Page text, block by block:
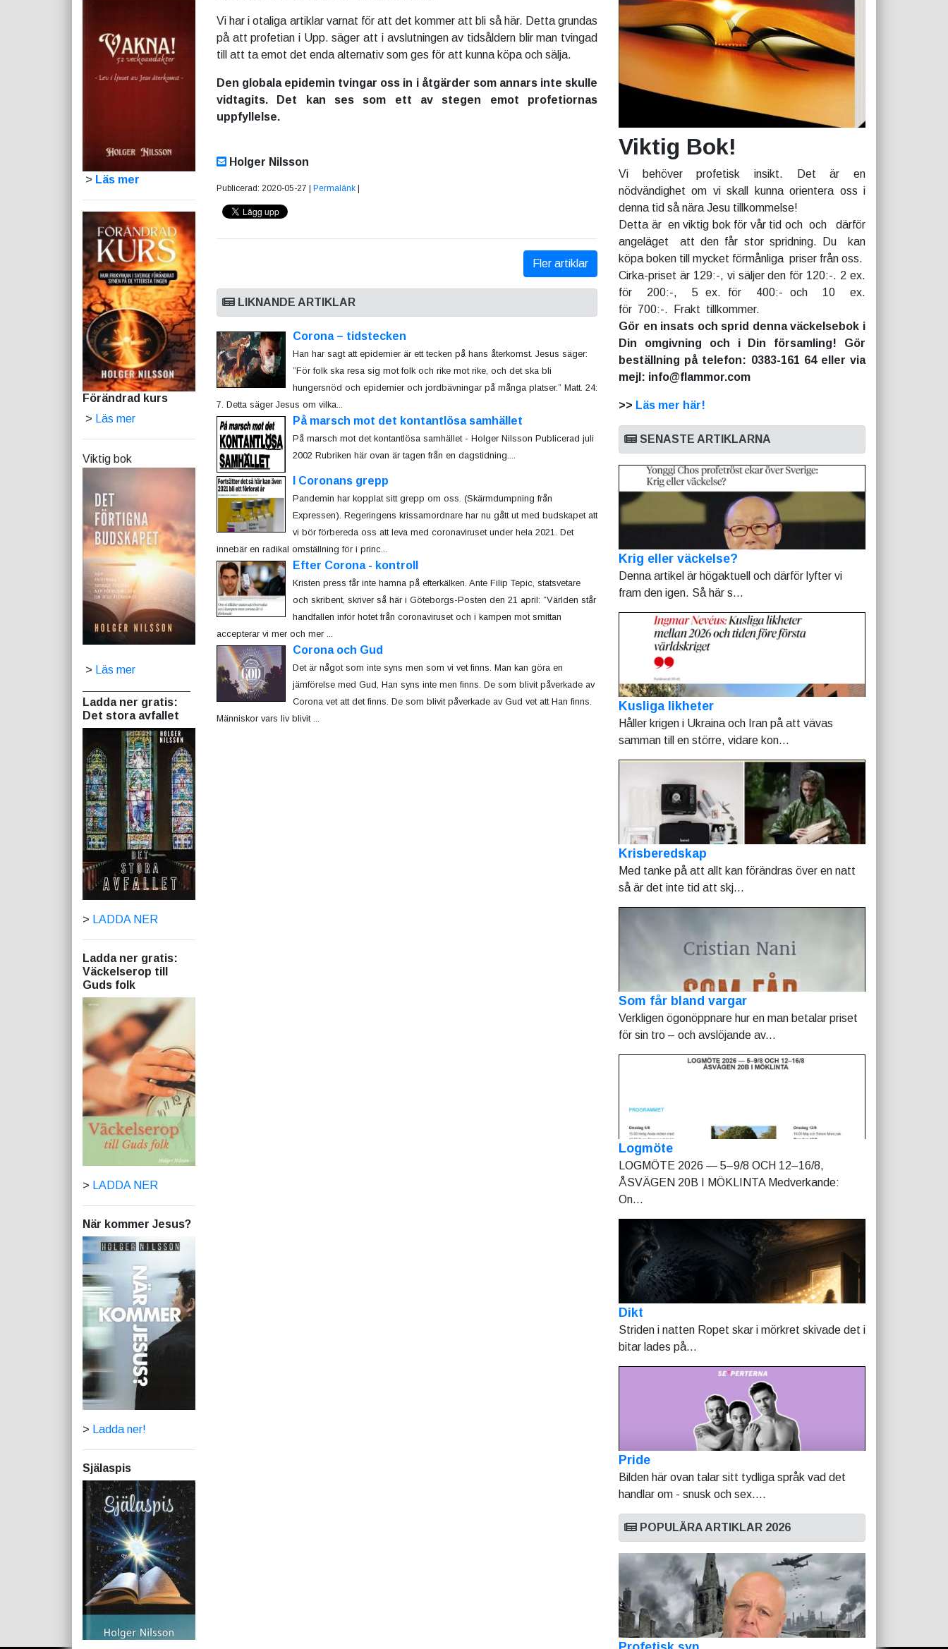
> Läs mer
Förändrad kurs
> Läs mer
Viktig bok
> Läs mer
Ladda ner gratis:
Det stora avfallet
> LADDA NER
Ladda ner gratis:
Väckelserop till
Guds folk
> LADDA NER
När kommer Jesus?
> Ladda ner!
Själaspis
Vi har i otaliga artiklar varnat för att det kommer att bli så här. Detta grundas
på att profetian i Upp. säger att i avslutningen av tidsåldern blir man tvingad
till att ta emot det enda alternativ som ges för att kunna köpa och sälja.
Den globala epidemin tvingar oss in i åtgärder som annars inte skulle
vidtagits. Det kan ses som ett av stegen emot profetiornas
uppfyllelse.
Holger Nilsson
Publicerad: 2020-05-27 | Permalänk
Fler artiklar
LIKNANDE ARTIKLAR
Corona – tidstecken
Han har sagt att epidemier är ett tecken på hans återkomst. Jesus säger:
”För folk ska resa sig mot folk och rike mot rike, och det ska bli
hungersnöd och epidemier och jordbävningar på många platser.” Matt. 24:
7. Detta säger Jesus om vilka...
På marsch mot det kontantlösa samhället
På marsch mot det kontantlösa samhället - Holger Nilsson Publicerad juli
2002 Rubriken här ovan är tagen från en dagstidning....
I Coronans grepp
Pandemin har kopplat sitt grepp om oss. (Skärmdumpning från
Expressen). Regeringens krissamordnare har nu gått ut med budskapet att
vi bör förbereda oss att leva med coronaviruset under hela 2021. Det
innebär en radikal omställning för i princ...
Efter Corona - kontroll
Kristen press får inte hamna på efterkälken. Ante Filip Tepic, statsvetare
och skribent, skriver så här i Göteborgs-Posten den 21 april: ”Världen står
handfallen inför hotet från coronaviruset och i kampen mot smittan
accepterar vi mer och mer ...
Corona och Gud
Det är något som inte syns men som vi vet finns. Man kan göra en
jämförelse med Gud, Han syns inte men finns. De som blivit påverkade av
Corona vet att det finns. De som blivit påverkade av Gud vet att Han finns.
Människor vars liv blivit ...
Viktig Bok!
Vi behöver profetisk insikt. Det är en
nödvändighet om vi skall kunna orientera oss i
denna tid så nära Jesu tillkommelse!
Detta är en viktig bok för vår tid och och därför
angeläget att den får stor spridning. Du kan
köpa boken till mycket förmånliga priser från oss.
Cirka-priset är 129:-, vi säljer den för 120:-. 2 ex.
för 200:-, 5 ex. för 400:- och 10 ex.
för 700:-. Frakt tillkommer.
Gör en insats och sprid denna väckelsebok i
Din omgivning och i Din församling! Gör
beställning på telefon: 0383-161 64 eller via
mejl: info@flammor.com
>> Läs mer här!
SENASTE ARTIKLARNA
Krig eller väckelse?
Denna artikel är högaktuell och därför lyfter vi
fram den igen. Så här s...
Kusliga likheter
Håller krigen i Ukraina och Iran på att vävas
samman till en större, vidare kon...
Krisberedskap
Med tanke på att allt kan förändras över en natt
så är det inte tid att skj...
Som får bland vargar
Verkligen ögonöppnare hur en man betalar priset
för sin tro – och avslöjande av...
Logmöte
LOGMÖTE 2026 — 5–9/8 OCH 12–16/8,
ÅSVÄGEN 20B I MÖKLINTA Medverkande:
On...
Dikt
Striden i natten Ropet skar i mörkret skivade det i
bitar lades på...
Pride
Bilden här ovan talar sitt tydliga språk vad det
handlar om - snusk och sex....
POPULÄRA ARTIKLAR 2026